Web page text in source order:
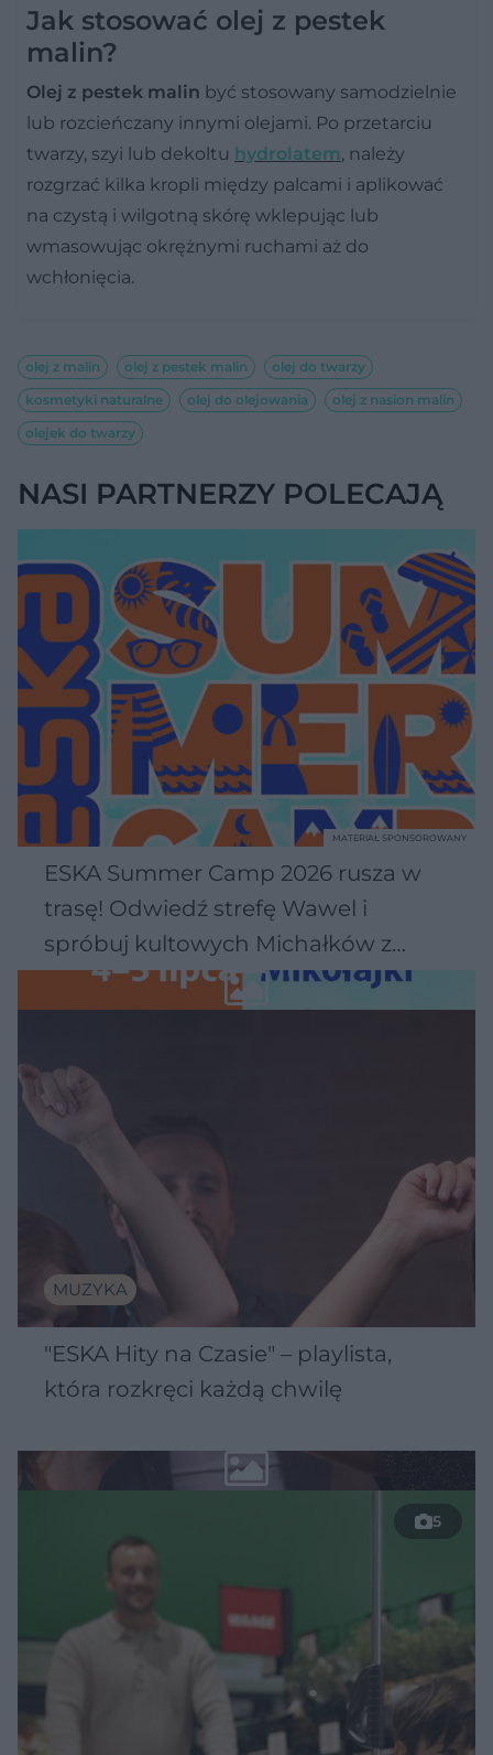
Jak stosować olej z pestek
malin?
Olej z pestek malin być stosowany samodzielnie
lub rozcieńczany innymi olejami. Po przetarciu
twarzy, szyi lub dekoltu hydrolatem, należy
rozgrzać kilka kropli między palcami i aplikować
na czystą i wilgotną skórę wklepując lub
wmasowując okrężnymi ruchami aż do
wchłonięcia.
olej z malin olej z pestek malin
olej do twarzy
kosmetyki naturalne
olej do olejowania
olej z nasion malin
olejek do twarzy
NASI PARTNERZY POLECAJĄ
ESKA Summer Camp 2026 rusza w
trasę! Odwiedź strefę Wawel i
spróbuj kultowych Michałków z
Wawelu
MATERIAŁ SPONSOROWANY
MUZYKA
"ESKA Hity na Czasie" – playlista,
która rozkręci każdą chwilę
5